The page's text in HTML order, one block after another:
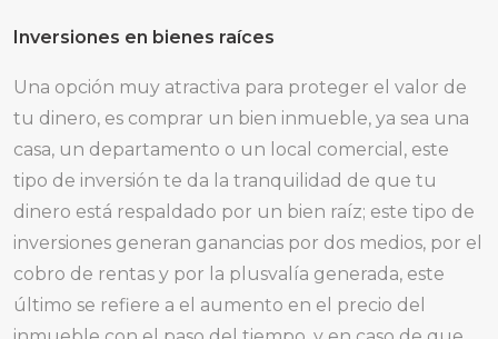
Inversiones en bienes raíces
Una opción muy atractiva para proteger el valor de
tu dinero, es comprar un bien inmueble, ya sea una
casa, un departamento o un local comercial, este
tipo de inversión te da la tranquilidad de que tu
dinero está respaldado por un bien raíz; este tipo de
inversiones generan ganancias por dos medios, por el
cobro de rentas y por la plusvalía generada, este
último se refiere a el aumento en el precio del